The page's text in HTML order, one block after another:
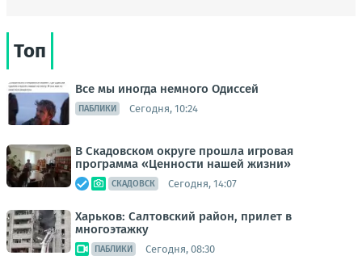
Топ
Все мы иногда немного Одиссей
ПАБЛИКИ Сегодня, 10:24
В Скадовском округе прошла игровая
программа «Ценности нашей жизни»
СКАДОВСК Сегодня, 14:07
Харьков: Салтовский район, прилет в
многоэтажку
ПАБЛИКИ Сегодня, 08:30